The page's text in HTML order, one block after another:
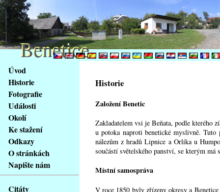
obsah
stránky
Klávesové
zkratky
tomto
webu
základní
Hlavní
strana
Úvod
Historie
Fotografie
Události
Okolí
Ke stažení
Odkazy
O stránkách
Napište nám
Citáty
Historie
Založení Benetic
Zakladatelem vsi je Beňata, podle kterého
u potoka naproti benetické myslivně.
nálezům z hradů Lipnice a Orlíka u
součástí světelského panství, se kterým má
Místní samospráva
V roce 1850 byly zřízeny okresy a
Benetice
Benetice